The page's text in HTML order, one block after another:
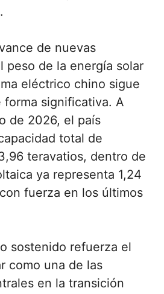
de nuevas
peso de la energía solar
eléctrico chino sigue
forma significativa. A
de 2026, el país
total de
teravatios, dentro de
ya representa 1,24
fuerza en los últimos
sostenido refuerza el
como una de las
en la transición